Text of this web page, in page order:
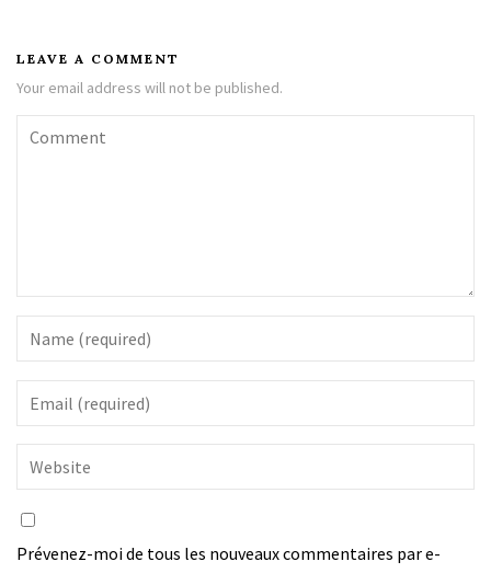
LEAVE A COMMENT
Your email address will not be published.
Prévenez-moi de tous les nouveaux commentaires par e-